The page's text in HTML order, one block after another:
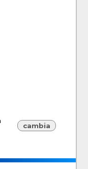
cambia